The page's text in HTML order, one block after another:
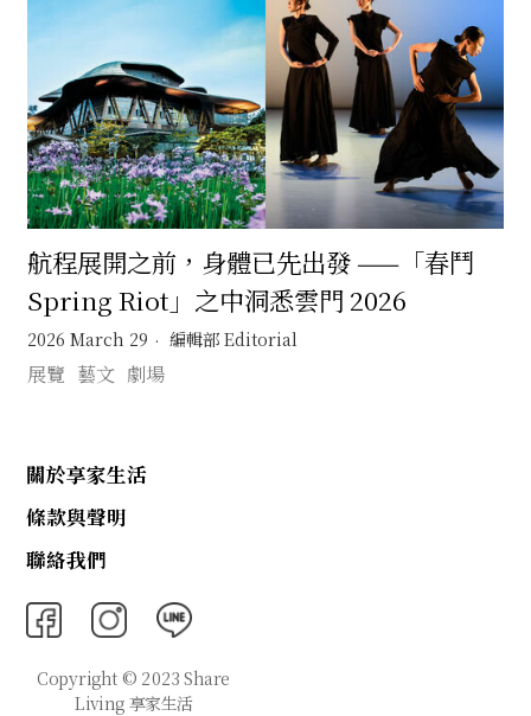
航程展開之前，身體已先出發 ——「春鬥
Spring Riot」之中洞悉雲門 2026
2026 March 29 編輯部 Editorial
展覽 藝文 劇場
關於享家生活
條款與聲明
聯絡我們
Copyright © 2023 Share
Living 享家生活